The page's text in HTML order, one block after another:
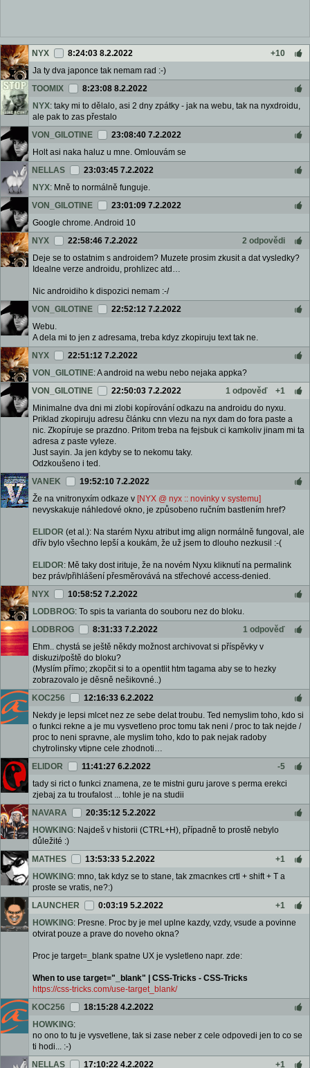
NYX 8:24:03 8.2.2022
+10
Ja ty dva japonce tak nemam rad :-)
TOOMIX
8:23:08 8.2.2022
NYX: taky mi to dělalo, asi 2 dny zpátky - jak na webu, tak na nyxdroidu,
ale pak to zas přestalo
VON_GILOTINE
23:08:40 7.2.2022
Holt asi naka haluz u mne. Omlouvám se
NELLAS
23:03:45 7.2.2022
NYX: Mně to normálně funguje.
VON_GILOTINE
23:01:09 7.2.2022
Google chrome. Android 10
NYX
22:58:46 7.2.2022
2 odpovědi
Deje se to ostatnim s androidem? Muzete prosim zkusit a dat vysledky?
Idealne verze androidu, prohlizec atd…
Nic androidiho k dispozici nemam :-/
VON_GILOTINE
22:52:12 7.2.2022
Webu.
A dela mi to jen z adresama, treba kdyz zkopiruju text tak ne.
NYX
22:51:12 7.2.2022
VON_GILOTINE: A android na webu nebo nejaka appka?
VON_GILOTINE
22:50:03 7.2.2022 1 odpověď
+1
Minimalne dva dni mi zlobi kopírování odkazu na androidu do nyxu.
Priklad zkopiruju adresu článku cnn vlezu na nyx dam do fora paste a
nic. Zkopíruje se prazdno. Pritom treba na fejsbuk ci kamkoliv jinam mi ta
adresa z paste vyleze.
Just sayin. Ja jen kdyby se to nekomu taky.
Odzkoušeno i ted.
VANEK
19:52:10 7.2.2022
Že na vnitronyxím odkaze v [NYX @ nyx :: novinky v systemu]
nevyskakuje náhledové okno, je způsobeno ručním bastlením href?
ELIDOR (et al.): Na starém Nyxu atribut img align normálně fungoval, ale
dřív bylo všechno lepší a koukám, že už jsem to dlouho nezkusil :-(
ELIDOR: Mě taky dost irituje, že na novém Nyxu kliknutí na permalink
bez práv/přihlášení přesměrovává na střechové access-denied.
NYX
10:58:52 7.2.2022
LODBROG: To spis ta varianta do souboru nez do bloku.
LODBROG
8:31:33 7.2.2022
1 odpověď
Ehm.. chystá se ještě někdy možnost archivovat si příspěvky v
diskuzi/poště do bloku?
(Myslím přímo; zkopčit si to a opentlit htm tagama aby se to hezky
zobrazovalo je děsně nešikovné..)
KOC256
12:16:33 6.2.2022
Nekdy je lepsi mlcet nez ze sebe delat troubu. Ted nemyslim toho, kdo si
o funkci rekne a je mu vysvetleno proc tomu tak neni / proc to tak nejde /
proc to neni spravne, ale myslim toho, kdo to pak nejak radoby
chytrolinsky vtipne cele zhodnoti…
ELIDOR
11:41:27 6.2.2022
-5
tady si rict o funkci znamena, ze te mistni guru jarove s perma erekci
zjebaj za tu troufalost ... tohle je na studii
NAVARA
20:35:12 5.2.2022
HOWKING: Najdeš v historii (CTRL+H), případně to prostě nebylo
důležité :)
MATHES
13:53:33 5.2.2022
+1
HOWKING: mno, tak kdyz se to stane, tak zmacnkes crtl + shift + T a
proste se vratis, ne?:)
LAUNCHER
0:03:19 5.2.2022
+1
HOWKING: Presne. Proc by je mel uplne kazdy, vzdy, vsude a povinne
otvirat pouze a prave do noveho okna?
Proc je target=_blank spatne UX je vysletleno napr. zde:
When to use target="_blank" | CSS-Tricks - CSS-Tricks
https://css-tricks.com/use-target_blank/
KOC256
18:15:28 4.2.2022
HOWKING:
no ono to tu je vysvetlene, tak si zase neber z cele odpovedi jen to co se
ti hodi... :-)
NELLAS
17:10:22 4.2.2022 +1